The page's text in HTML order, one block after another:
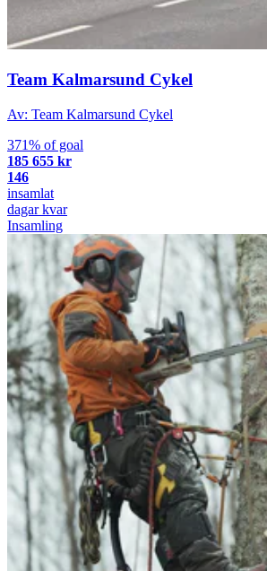
Team Kalmarsund Cykel
Av: Team Kalmarsund Cykel
371% of goal
185 655 kr
146
insamlat
dagar kvar
Insamling